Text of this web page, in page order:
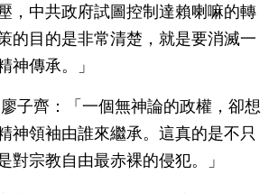
，中共政府試圖控制達賴喇嘛的轉
的目的是非常清楚，就是要消滅一
神傳承。」
子齊：「一個無神論的政權，卻想
神領袖由誰來繼承。這真的是不只
對宗教自由最赤裸的侵犯。」